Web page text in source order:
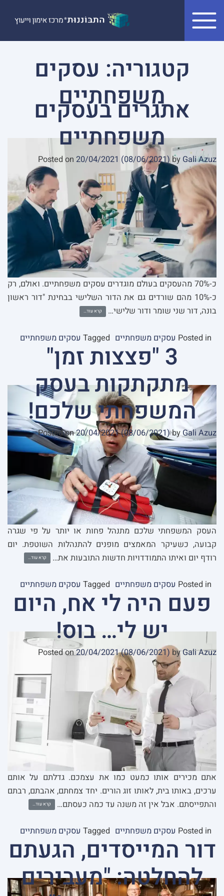
קטגוריה: עסקים
משפחתיים
אתגרים בעסקים
משפחתיים
Posted on 20/04/2021 (08/06/2021) by Gali Azuz
כ-70% מהעסקים בעולם מוגדרים עסקים משפחתיים. ואולם, רק
כ-10% מהם שורדים גם את הדור השלישי בבחינת "דור ראשון
בונה, דור שני שומר ודור שלישי…
קרא עוד…
Posted in עסקים משפחתיים Tagged עסקים משפחתיים
3 "פצצות זמן"
מתקתקות בעסק
המשפחתי שלכם!
Posted on20/04/2021(08/06/2021)byGali Azuz
העסק המשפחתי שלכם מתנהל פחות או יותר על פי שגרה
קבועה, כשעיקר המאמצים מופנים להתנהלות השוטפת. יום
רודף יום ואיתו התמודדויות חדשות התובעות את…
קרא עוד…
Posted in עסקים משפחתיים Tagged עסקים משפחתיים
פעם היה לי אח, היום
יש לי… בוס!
Posted on20/04/2021(08/06/2021) byGali Azuz
אתם מכירים אותו כמעט כמו את עצמכם. גדלתם על אותם
ערכים, באותו בית, לאותו זוג הורים. יחד צמחתם, אהבתם, רבתם
והתפייסתם. אבל אין זה משנה עד כמה כעסתם…
קרא עוד…
Posted in עסקים משפחתיים Tagged עסקים משפחתיים
דור המייסדים, הגעתם
להחלטה: "מעבירים